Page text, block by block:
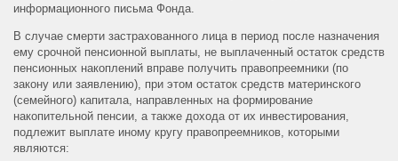
информационного письма Фонда.
В случае смерти застрахованного лица в период после назначения
ему срочной пенсионной выплаты, не выплаченный остаток средств
пенсионных накоплений вправе получить правопреемники (по
закону или заявлению), при этом остаток средств материнского
(семейного) капитала, направленных на формирование
накопительной пенсии, а также дохода от их инвестирования,
подлежит выплате иному кругу правопреемников, которыми
являются: